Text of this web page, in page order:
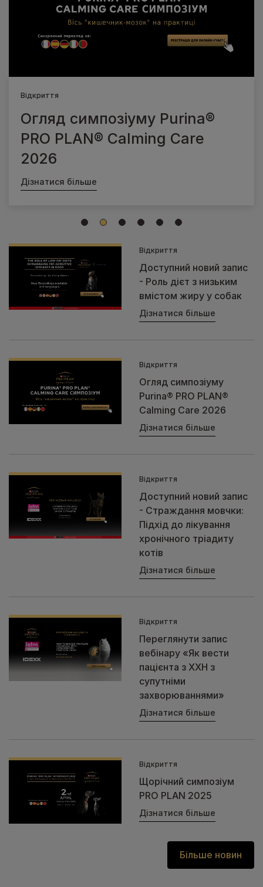
Відкриття
Огляд симпозіуму Purina®
PRO PLAN® Calming Care
2026
Дізнатися більше
1 2 3 4 5 6
Відкриття
Доступний новий запис
- Роль дієт з низьким
вмістом жиру у собак
Дізнатися більше
Відкриття
Огляд симпозіуму
Purina® PRO PLAN®
Calming Care 2026
Дізнатися більше
Відкриття
Доступний новий запис
- Страждання мовчки:
Підхід до лікування
хронічного тріадиту
котів
Дізнатися більше
Відкриття
Переглянути запис
вебінару «Як вести
пацієнта з ХХН з
супутніми
захворюваннями»
Дізнатися більше
Відкриття
Щорічний симпозіум
PRO PLAN 2025
Дізнатися більше
Більше новин